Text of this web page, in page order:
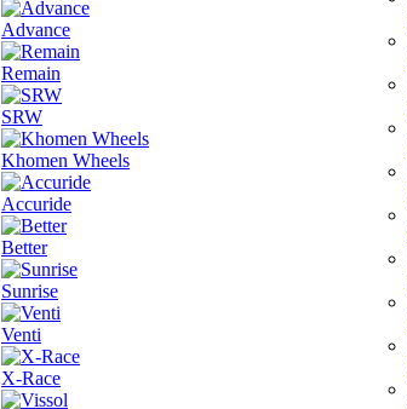
Advance
Remain
SRW
Khomen Wheels
Accuride
Better
Sunrise
Venti
X-Race